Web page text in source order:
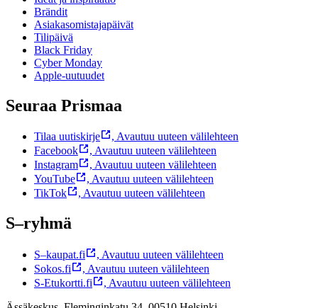
Brändit
Asiakasomistajapäivät
Tilipäivä
Black Friday
Cyber Monday
Apple-uutuudet
Seuraa Prismaa
Tilaa uutiskirje , Avautuu uuteen välilehteen
Facebook
, Avautuu uuteen välilehteen
Instagram
, Avautuu uuteen välilehteen
YouTube
, Avautuu uuteen välilehteen
TikTok
, Avautuu uuteen välilehteen
S–ryhmä
S–kaupat.fi , Avautuu uuteen välilehteen
Sokos.fi
, Avautuu uuteen välilehteen
S-Etukortti.fi
, Avautuu uuteen välilehteen